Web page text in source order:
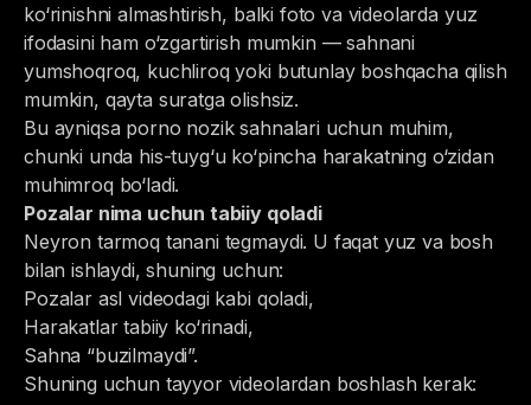
ko‘rinishni almashtirish, balki foto va videolarda yuz
ifodasini ham o‘zgartirish mumkin — sahnani
yumshoqroq, kuchliroq yoki butunlay boshqacha qilish
mumkin, qayta suratga olishsiz.
Bu ayniqsa porno nozik sahnalari uchun muhim,
chunki unda his-tuyg‘u ko‘pincha harakatning o‘zidan
muhimroq bo‘ladi.
Pozalar nima uchun tabiiy qoladi
Neyron tarmoq tanani tegmaydi. U faqat yuz va bosh
bilan ishlaydi, shuning uchun:
Pozalar asl videodagi kabi qoladi,
Harakatlar tabiiy ko‘rinadi,
Sahna “buzilmaydi”.
Shuning uchun tayyor videolardan boshlash kerak: